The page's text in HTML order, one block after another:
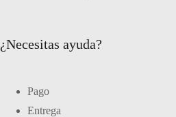
¿Necesitas ayuda?
Pago
Entrega